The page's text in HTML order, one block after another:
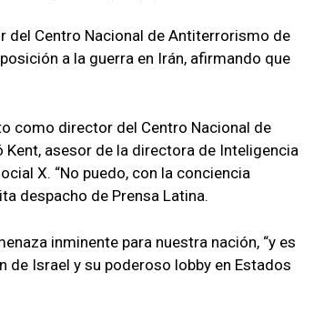
del Centro Nacional de Antiterrorismo de
a la guerra en Irán, afirmando que
como director del Centro Nacional de
asesor de la directora de Inteligencia
X. “No puedo, con la conciencia
despacho de Prensa Latina.
inminente para nuestra nación, “y es
de Israel y su poderoso lobby en Estados